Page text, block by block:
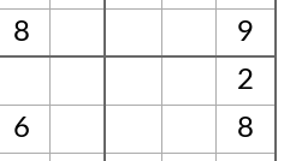
8
9
2
6
8